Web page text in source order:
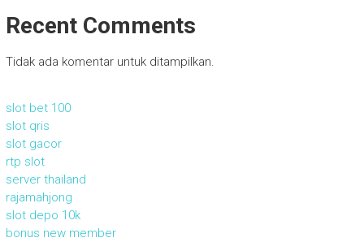
Recent Comments
Tidak ada komentar untuk ditampilkan.
slot bet 100
slot qris
slot gacor
rtp slot
server thailand
rajamahjong
slot depo 10k
bonus new member